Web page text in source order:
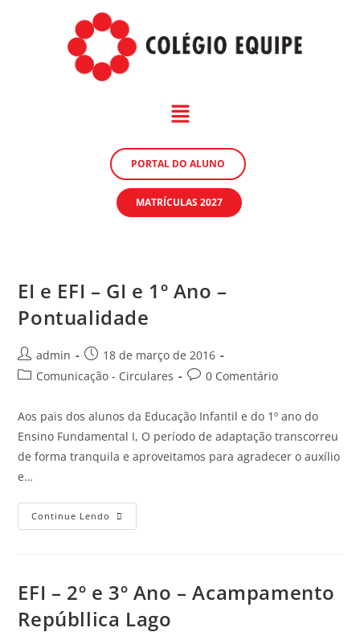
PORTAL DO ALUNO
MATRÍCULAS 2027
EI e EFI – GI e 1º Ano –
Pontualidade
admin
18 de março de 2016
Comunicação - Circulares
0 Comentário
Aos pais dos alunos da Educação Infantil e do 1º ano do
Ensino Fundamental I, O período de adaptação transcorreu
de forma tranquila e aproveitamos para agradecer o auxílio
e…
Continue Lendo
EFI – 2º e 3º Ano – Acampamento
Repúbllica Lago